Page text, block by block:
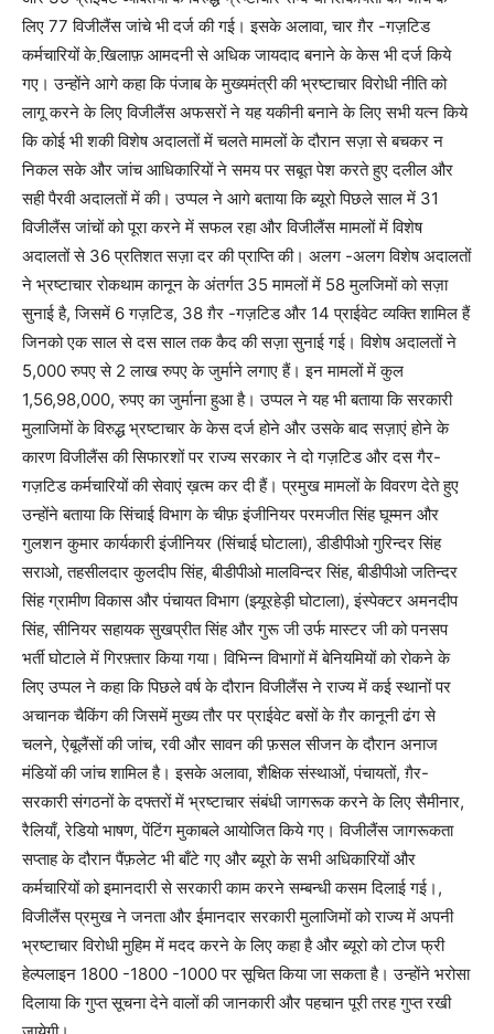
लिए 77 विजीलैंस जांचे भी दर्ज की गई। इसके अलावा, चार ग़ैर -गज़टिड
कर्मचारियों के खि़लाफ़ आमदनी से अधिक जायदाद बनाने के केस भी दर्ज किये
गए। उन्होंने आगे कहा कि पंजाब के मुख्यमंत्री की भ्रष्टाचार विरोधी नीति को
लागू करने के लिए विजीलैंस अफसरों ने यह यकीनी बनाने के लिए सभी यत्न किये
कि कोई भी शकी विशेष अदालतों में चलते मामलों के दौरान सज़ा से बचकर न
निकल सके और जांच आधिकारियों ने समय पर सबूत पेश करते हुए दलील और
सही पैरवी अदालतों में की। उप्पल ने आगे बताया कि ब्यूरो पिछले साल में 31
विजीलैंस जांचों को पूरा करने में सफल रहा और विजीलैंस मामलों में विशेष
अदालतों से 36 प्रतिशत सज़ा दर की प्राप्ति की। अलग -अलग विशेष अदालतों
ने भ्रष्टाचार रोकथाम कानून के अंतर्गत 35 मामलों में 58 मुलजिमों को सज़ा
सुनाई है, जिसमें 6 गज़टिड, 38 ग़ैर -गज़टिड और 14 प्राईवेट व्यक्ति शामिल हैं
जिनको एक साल से दस साल तक कैद की सज़ा सुनाई गई। विशेष अदालतों ने
5,000 रुपए से 2 लाख रुपए के जुर्माने लगाए हैं। इन मामलों में कुल
1,56,98,000, रुपए का जुर्माना हुआ है। उप्पल ने यह भी बताया कि सरकारी
मुलाजिमों के विरुद्ध भ्रष्टाचार के केस दर्ज होने और उसके बाद सज़ाएं होने के
कारण विजीलैंस की सिफारशों पर राज्य सरकार ने दो गज़टिड और दस गैर-
गज़टिड कर्मचारियों की सेवाएं ख़त्म कर दी हैं। प्रमुख मामलों के विवरण देते हुए
उन्होंने बताया कि सिंचाई विभाग के चीफ़ इंजीनियर परमजीत सिंह घूम्मन और
गुलशन कुमार कार्यकारी इंजीनियर (सिंचाई घोटाला), डीडीपीओ गुरिन्दर सिंह
सराओ, तहसीलदार कुलदीप सिंह, बीडीपीओ मालविन्दर सिंह, बीडीपीओ जतिन्दर
सिंह ग्रामीण विकास और पंचायत विभाग (झ्यूरहेड़ी घोटाला), इंस्पेक्टर अमनदीप
सिंह, सीनियर सहायक सुखप्रीत सिंह और गुरू जी उर्फ मास्टर जी को पनसप
भर्ती घोटाले में गिरफ़्तार किया गया। विभिन्न विभागों में बेनियमियों को रोकने के
लिए उप्पल ने कहा कि पिछले वर्ष के दौरान विजीलैंस ने राज्य में कई स्थानों पर
अचानक चैकिंग की जिसमें मुख्य तौर पर प्राईवेट बसों के ग़ैर कानूनी ढंग से
चलने, ऐबूलैंसों की जांच, रवी और सावन की फ़सल सीजन के दौरान अनाज
मंडियों की जांच शामिल है। इसके अलावा, शैक्षिक संस्थाओं, पंचायतों, ग़ैर-
सरकारी संगठनों के दफ्तरों में भ्रष्टाचार संबंधी जागरूक करने के लिए सैमीनार,
रैलियाँ, रेडियो भाषण, पेंटिंग मुकाबले आयोजित किये गए। विजीलैंस जागरूकता
सप्ताह के दौरान पैंफ़लेट भी बाँटे गए और ब्यूरो के सभी अधिकारियों और
कर्मचारियों को इमानदारी से सरकारी काम करने सम्बन्धी कसम दिलाई गई।,
विजीलैंस प्रमुख ने जनता और ईमानदार सरकारी मुलाजिमों को राज्य में अपनी
भ्रष्टाचार विरोधी मुहिम में मदद करने के लिए कहा है और ब्यूरो को टोज फ्री
हेल्पलाइन 1800 -1800 -1000 पर सूचित किया जा सकता है। उन्होंने भरोसा
दिलाया कि गुप्त सूचना देने वालों की जानकारी और पहचान पूरी तरह गुप्त रखी